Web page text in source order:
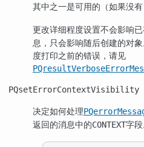
其中之一是可用的（如果没
更改详细程度设置不会影响
息，只会影响随后创建的对
度打印之前的错误，请见
PQsetErrorContextVisibility
决定如何处理
返回的消息中的CONTEXT字段